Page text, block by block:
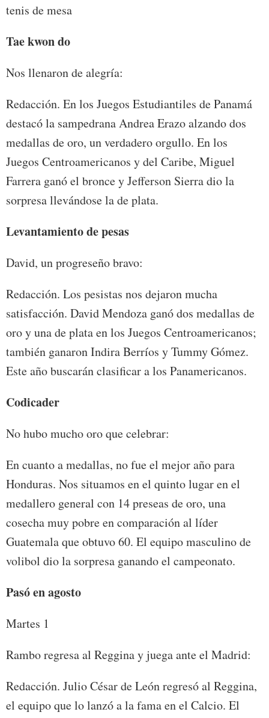
tenis de mesa
Tae kwon do
Nos llenaron de alegría:
Redacción. En los Juegos Estudiantiles de Panamá
destacó la sampedrana Andrea Erazo alzando dos
medallas de oro, un verdadero orgullo. En los
Juegos Centroamericanos y del Caribe, Miguel
Farrera ganó el bronce y Jefferson Sierra dio la
sorpresa llevándose la de plata.
Levantamiento de pesas
David, un progreseño bravo:
Redacción. Los pesistas nos dejaron mucha
satisfacción. David Mendoza ganó dos medallas de
oro y una de plata en los Juegos Centroamericanos;
también ganaron Indira Berríos y Tummy Gómez.
Este año buscarán clasificar a los Panamericanos.
Codicader
No hubo mucho oro que celebrar:
En cuanto a medallas, no fue el mejor año para
Honduras. Nos situamos en el quinto lugar en el
medallero general con 14 preseas de oro, una
cosecha muy pobre en comparación al líder
Guatemala que obtuvo 60. El equipo masculino de
volibol dio la sorpresa ganando el campeonato.
Pasó en agosto
Martes 1
Rambo regresa al Reggina y juega ante el Madrid:
Redacción. Julio César de León regresó al Reggina,
el equipo que lo lanzó a la fama en el Calcio. El